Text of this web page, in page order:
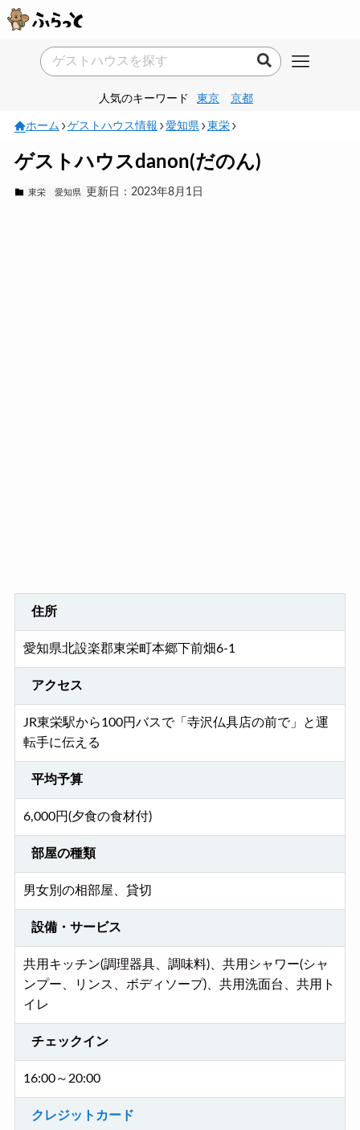
人気のキーワード 東京 京都
ホーム ゲストハウス情報 愛知県 東栄
ゲストハウスdanon(だのん)
東栄 愛知県 更新日：2023年8月1日
住所
愛知県北設楽郡東栄町本郷下前畑6-1
アクセス
JR東栄駅から100円バスで「寺沢仏具店の前で」と運
転手に伝える
平均予算
6,000円(夕食の食材付)
部屋の種類
男女別の相部屋、貸切
設備・サービス
共用キッチン(調理器具、調味料)、共用シャワー(シャ
ンプー、リンス、ボディソープ)、共用洗面台、共用ト
イレ
チェックイン
16:00～20:00
クレジットカード